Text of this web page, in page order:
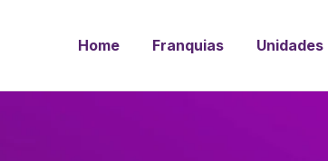
Home Franquias Unidades